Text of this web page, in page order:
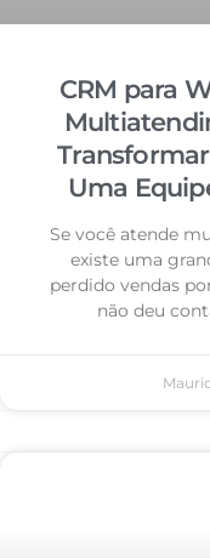
CRM para
Uma
Se você atende
existe uma
perdido vendas
não deu